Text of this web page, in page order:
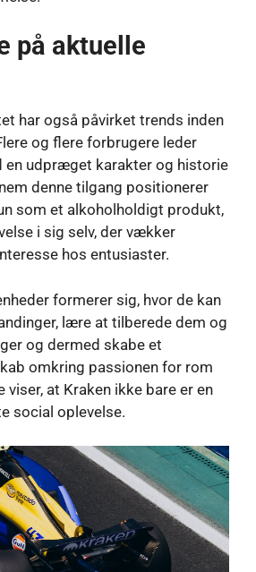
på aktuelle
har også påvirket trends inden
og flere forbrugere leder
en udpræget karakter og historie
denne tilgang positionerer
som et alkoholholdigt produkt,
i sig selv, der vækker
hos entusiaster.
formerer sig, hvor de kan
lære at tilberede dem og
og dermed skabe et
omkring passionen for rom
viser, at Kraken ikke bare er en
social oplevelse.